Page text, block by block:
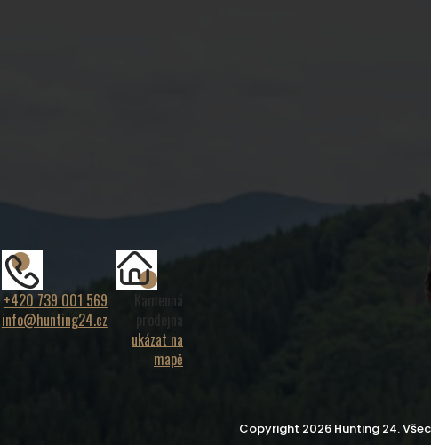
+420 739 001 569
info@hunting24.cz
Kamenná
prodejna
ukázat na
mapě
Copyright 2026 Hunting 24.